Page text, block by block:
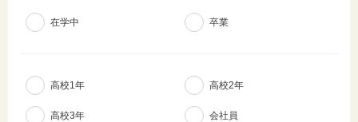
在学中 卒業
高校1年 高校2年
高校3年 会社員